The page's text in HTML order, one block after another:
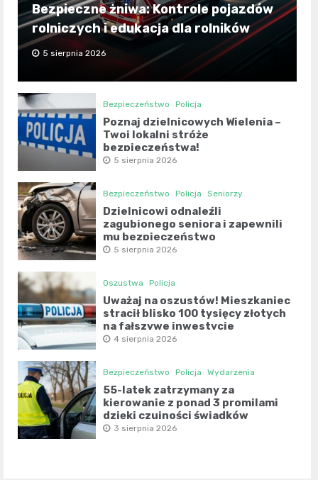
Bezpieczne żniwa: Kontrole pojazdów
rolniczych i edukacja dla rolników
5 sierpnia 2026
Bezpieczeństwo Policja
Poznaj dzielnicowych Wielenia –
Twoi lokalni stróże
bezpieczeństwa!
5 sierpnia 2026
Bezpieczeństwo Policja Seniorzy
Dzielnicowi odnaleźli
zagubionego seniora i zapewnili
mu bezpieczeństwo
5 sierpnia 2026
Oszustwa Policja
Uważaj na oszustów! Mieszkaniec
stracił blisko 100 tysięcy złotych
na fałszywe inwestycje
4 sierpnia 2026
Bezpieczeństwo Policja Wydarzenia
55-latek zatrzymany za
kierowanie z ponad 3 promilami
dzięki czujności świadków
3 sierpnia 2026